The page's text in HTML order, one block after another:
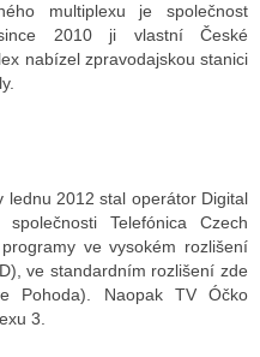
multiplexu je společnost
2010 ji vlastní České
nabízel zpravodajskou stanici
lednu 2012 stal operátor Digital
Telefónica Czech
ve vysokém rozlišení
ve standardním rozlišení zde
Pohoda). Naopak TV Óčko
3.